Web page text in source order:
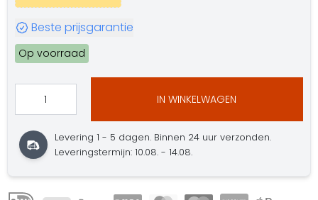
Beste prijsgarantie
Op voorraad
IN WINKELWAGEN
Levering 1 - 5 dagen. Binnen 24 uur verzonden.
Leveringstermijn: 10.08. - 14.08.